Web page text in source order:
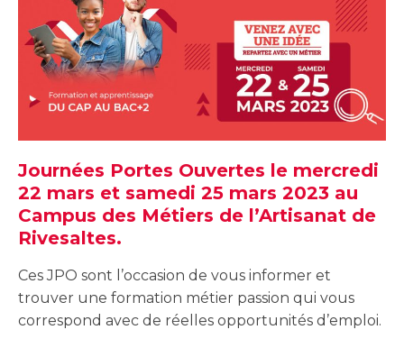
Journées Portes Ouvertes le mercredi
22 mars et samedi 25 mars 2023 au
Campus des Métiers de l’Artisanat de
Rivesaltes.
Ces JPO sont l’occasion de vous informer et
trouver une formation métier passion qui vous
correspond avec de réelles opportunités d’emploi.